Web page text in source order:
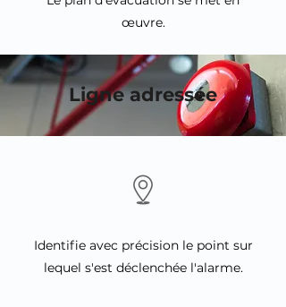
œuvre.
Ligne adressée
Identifie avec précision le point sur
lequel s'est déclenchée l'alarme.